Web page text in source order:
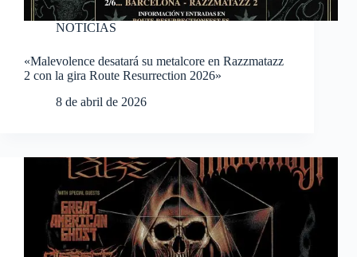
NOTICIAS
«Malevolence desatará su metalcore en Razzmatazz
2 con la gira Route Resurrection 2026»
8 de abril de 2026